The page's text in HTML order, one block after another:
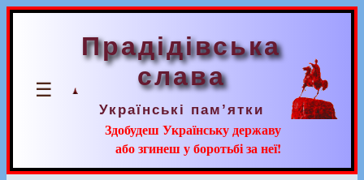
☰
Прадідівська
слава
Українські пам’ятки
Здобудеш Українську державу
або згинеш у боротьбі за неї!